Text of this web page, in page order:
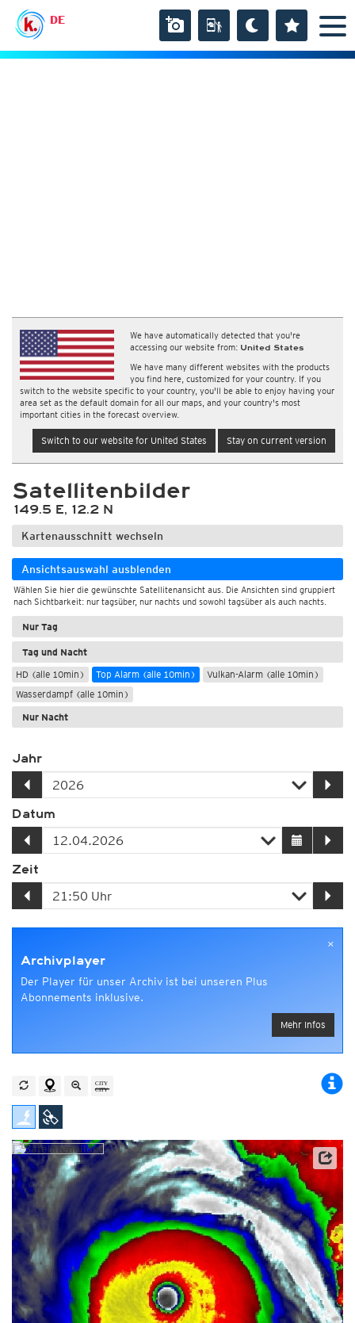
DE
We have automatically detected that you're
accessing our website from: United States
We have many different websites with the products
you find here, customized for your country. If you
switch to the website specific to your country, you'll be able to enjoy having your
area set as the default domain for all our maps, and your country's most
important cities in the forecast overview.
Switch to our website for United States Stay on current version
Satellitenbilder
149.5 E, 12.2 N
Kartenausschnitt wechseln
Ansichtsauswahl ausblenden
Wählen Sie hier die gewünschte Satellitenansicht aus. Die Ansichten sind gruppiert
nach Sichtbarkeit: nur tagsüber, nur nachts und sowohl tagsüber als auch nachts.
Nur Tag
Tag und Nacht
HD (alle 10min)
Top Alarm (alle 10min)
Vulkan-Alarm (alle 10min)
Wasserdampf (alle 10min)
Nur Nacht
Jahr
Datum
Zeit
×
Archivplayer
Der Player für unser Archiv ist bei unseren Plus
Abonnements inklusive.
Mehr Infos
Satellitendaten: JMA